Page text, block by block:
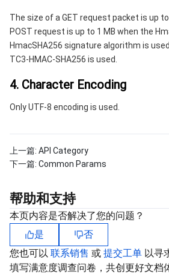
腾讯云培训认证
合作伙伴支持计划
The size of a GET request packet is up
POST request is up to 1 MB when the
HmacSHA256 signature algorithm is
TC3-HMAC-SHA256 is used.
4. Character Encoding
Only UTF-8 encoding is used.
上一篇: API Category
下一篇: Common Params
帮助和支持
本页内容是否解决了您的问题？
是
否
您也可以 联系销售 或 提交工单 以寻
填写满意度调查问卷，共创更好文档